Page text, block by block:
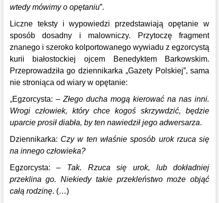
wtedy mówimy o opętaniu”.
Liczne teksty i wypowiedzi przedstawiają opętanie w
sposób dosadny i malowniczy. Przytoczę fragment
znanego i szeroko kolportowanego wywiadu z egzorcystą
kurii białostockiej ojcem Benedyktem Barkowskim.
Przeprowadziła go dziennikarka „Gazety Polskiej”, sama
nie stroniąca od wiary w opętanie:
„Egzorcysta: – Złego ducha mogą kierować na nas inni.
Wrogi człowiek, który chce kogoś skrzywdzić, będzie
uparcie prosił diabła, by ten nawiedził jego adwersarza.
Dziennikarka: Czy w ten właśnie sposób urok rzuca się
na innego człowieka?
Egzorcysta: – Tak. Rzuca się urok, lub dokładniej
przeklina go. Niekiedy takie przekleństwo może objąć
całą rodzinę. (…)